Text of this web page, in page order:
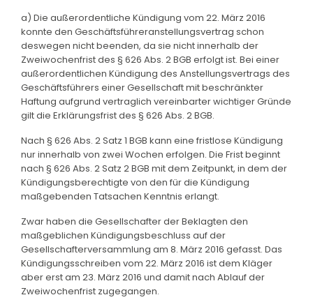
a) Die außerordentliche Kündigung vom 22. März 2016
konnte den Geschäftsführeranstellungsvertrag schon
deswegen nicht beenden, da sie nicht innerhalb der
Zweiwochenfrist des § 626 Abs. 2 BGB erfolgt ist. Bei einer
außerordentlichen Kündigung des Anstellungsvertrags des
Geschäftsführers einer Gesellschaft mit beschränkter
Haftung aufgrund vertraglich vereinbarter wichtiger Gründe
gilt die Erklärungsfrist des § 626 Abs. 2 BGB.
Nach § 626 Abs. 2 Satz 1 BGB kann eine fristlose Kündigung
nur innerhalb von zwei Wochen erfolgen. Die Frist beginnt
nach § 626 Abs. 2 Satz 2 BGB mit dem Zeitpunkt, in dem der
Kündigungsberechtigte von den für die Kündigung
maßgebenden Tatsachen Kenntnis erlangt.
Zwar haben die Gesellschafter der Beklagten den
maßgeblichen Kündigungsbeschluss auf der
Gesellschafterversammlung am 8. März 2016 gefasst. Das
Kündigungsschreiben vom 22. März 2016 ist dem Kläger
aber erst am 23. März 2016 und damit nach Ablauf der
Zweiwochenfrist zugegangen.